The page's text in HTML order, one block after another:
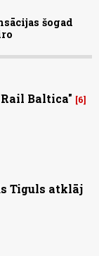
šogad
Baltica" 6
Tiguls atklāj